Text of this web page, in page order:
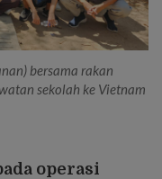
bersama rakan
sekolah ke Vietnam
operasi